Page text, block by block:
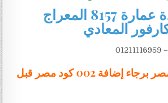
المعادي الجديدة عمارة 8157 المعراج
المعادي
وللإتصال من خارج مصر برجاء إضافة 002 كود مصر قبل